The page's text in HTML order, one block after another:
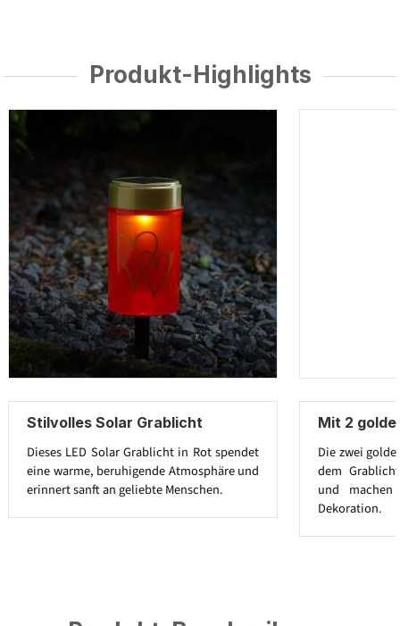
Produkt-Highlights
Stilvolles Solar Grablicht
Dieses LED Solar Grablicht in Rot spendet
eine warme, beruhigende Atmosphäre und
erinnert sanft an geliebte Menschen.
Mit 2
Die zwei
dem
und
Dekoration.